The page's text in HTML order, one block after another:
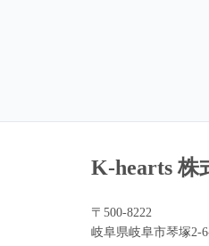
K-hearts 株
〒500-8222
岐阜県岐阜市琴塚2-